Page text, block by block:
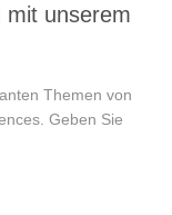
mit unserem
Themen von
Geben Sie